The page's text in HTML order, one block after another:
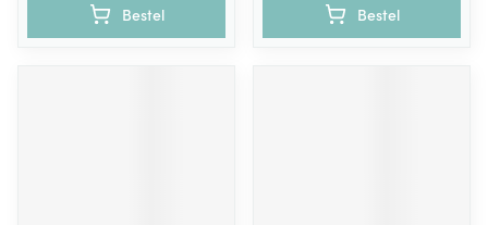
Bestel Bestel